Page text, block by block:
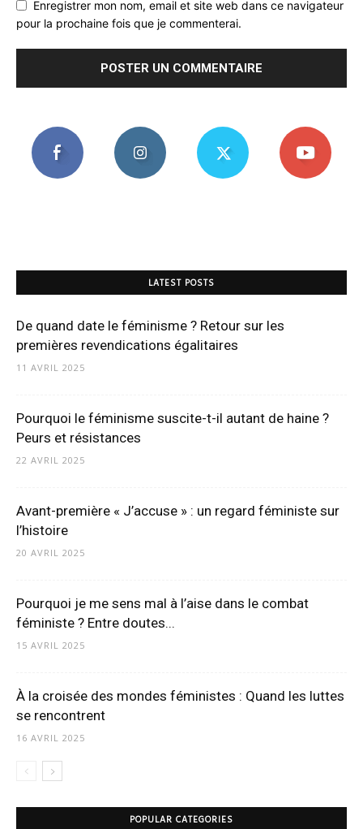
Enregistrer mon nom, email et site web dans ce navigateur
pour la prochaine fois que je commenterai.
LATEST POSTS
De quand date le féminisme ? Retour sur les
premières revendications égalitaires
11 AVRIL 2025
Pourquoi le féminisme suscite-t-il autant de haine ?
Peurs et résistances
22 AVRIL 2025
Avant-première « J’accuse » : un regard féministe sur
l’histoire
20 AVRIL 2025
Pourquoi je me sens mal à l’aise dans le combat
féministe ? Entre doutes...
15 AVRIL 2025
À la croisée des mondes féministes : Quand les luttes
se rencontrent
16 AVRIL 2025
POPULAR CATEGORIES